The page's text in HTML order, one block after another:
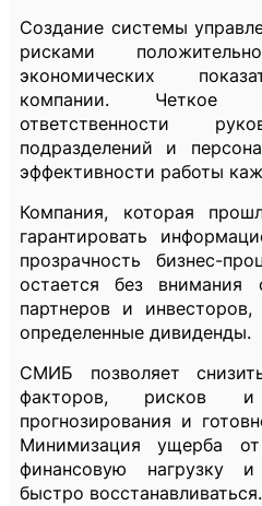
Создание системы
рисками
экономических
компании. Четкое
ответственности
подразделений и
эффективности работы
Компания, которая
гарантировать
прозрачность бизнес-
остается без внимания
партнеров и
определенные дивиденды.
СМИБ позволяет
факторов, рисков
прогнозирования и
Минимизация ущерба
финансовую нагрузку
быстро восстанавливаться.